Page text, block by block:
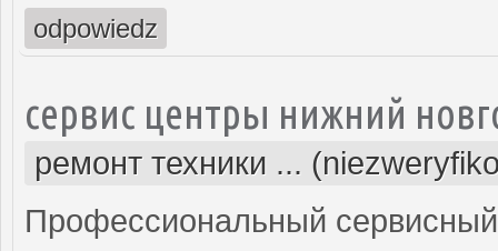
odpowiedz
сервис центры нижний
ремонт техники ...
Профессиональный